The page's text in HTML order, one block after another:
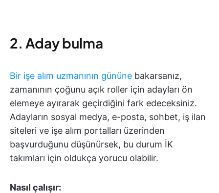
2. Aday bulma
Bir işe alım uzmanının gününe bakarsanız,
zamanının çoğunu açık roller için adayları ön
elemeye ayırarak geçirdiğini fark edeceksiniz.
Adayların sosyal medya, e-posta, sohbet, iş ilan
siteleri ve işe alım portalları üzerinden
başvurduğunu düşünürsek, bu durum İK
takımları için oldukça yorucu olabilir.
Nasıl çalışır: